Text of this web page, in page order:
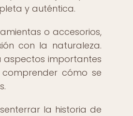
y auténtica.
o accesorios,
con la naturaleza.
aspectos importantes
cómo se
la historia de